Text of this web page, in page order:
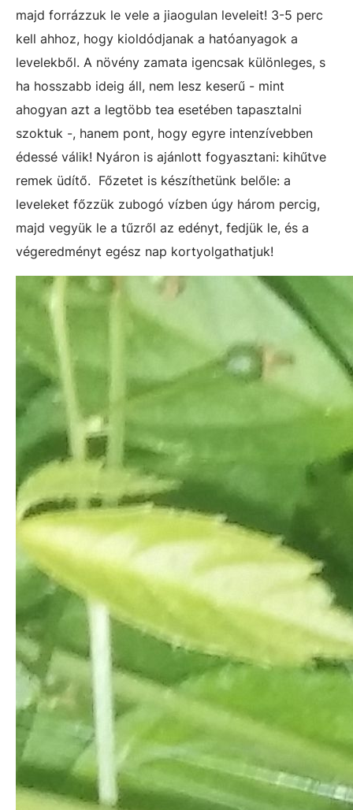
majd forrázzuk le vele a jiaogulan leveleit! 3-5 perc
kell ahhoz, hogy kioldódjanak a hatóanyagok a
levelekből. A növény zamata igencsak különleges, s
ha hosszabb ideig áll, nem lesz keserű - mint
ahogyan azt a legtöbb tea esetében tapasztalni
szoktuk -, hanem pont, hogy egyre intenzívebben
édessé válik! Nyáron is ajánlott fogyasztani: kihűtve
remek üdítő. Főzetet is készíthetünk belőle: a
leveleket főzzük zubogó vízben úgy három percig,
majd vegyük le a tűzről az edényt, fedjük le, és a
végeredményt egész nap kortyolgathatjuk!